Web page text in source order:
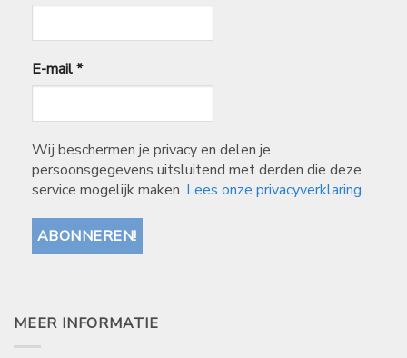
E-mail*
Wij beschermen je privacy en delen je
persoonsgegevens uitsluitend met derden die deze
service mogelijk maken. Lees onze privacyverklaring.
MEER INFORMATIE